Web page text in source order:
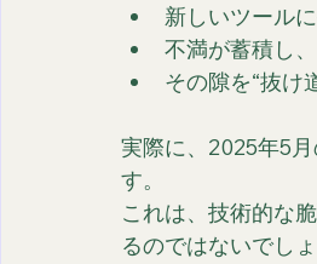
新しいツール
不満が蓄積し
その隙を“抜け
実際に、2025年5
す。
これは、技術的な
るのではないでしょ